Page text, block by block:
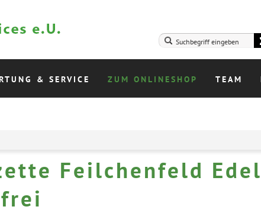
& SERVICE ZUM ONLINESHOP TEAM
Feilchenfeld